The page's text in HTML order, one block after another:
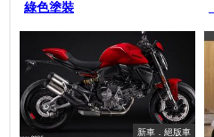
綠色塗裝
新車．絕版車